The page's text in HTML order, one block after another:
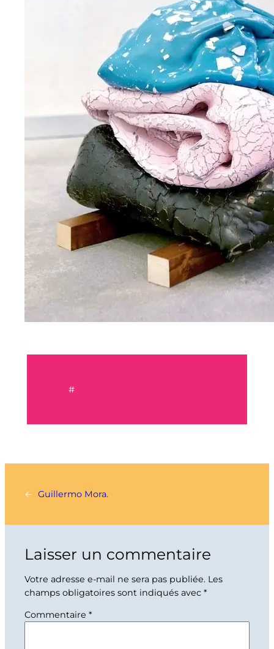
#
← Guillermo Mora.
Laisser un commentaire
Votre adresse e-mail ne sera pas publiée. Les
champs obligatoires sont indiqués avec *
Commentaire *